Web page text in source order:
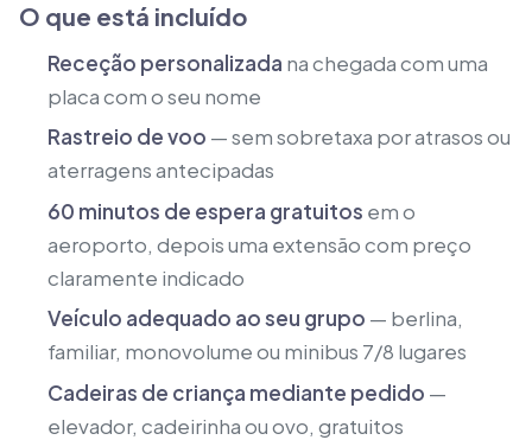
O que está incluído
Receção personalizada na chegada com uma
placa com o seu nome
Rastreio de voo — sem sobretaxa por atrasos ou
aterragens antecipadas
60 minutos de espera gratuitos em o
aeroporto, depois uma extensão com preço
claramente indicado
Veículo adequado ao seu grupo — berlina,
familiar, monovolume ou minibus 7/8 lugares
Cadeiras de criança mediante pedido —
elevador, cadeirinha ou ovo, gratuitos